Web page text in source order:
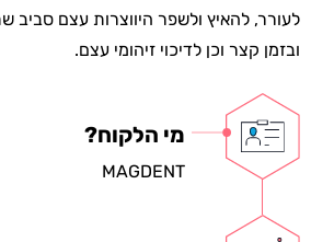
לעורר, להאיץ ולשפר היווצרות עצם סביב
ובזמן קצר וכן לדיכוי זיהומי עצם.
מי הלקוח?
MAGDENT